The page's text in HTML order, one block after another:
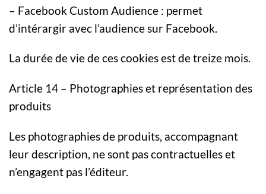
– Facebook Custom Audience : permet
d’intérargir avec l’audience sur Facebook.
La durée de vie de ces cookies est de treize mois.
Article 14 – Photographies et représentation des
produits
Les photographies de produits, accompagnant
leur description, ne sont pas contractuelles et
n’engagent pas l’éditeur.